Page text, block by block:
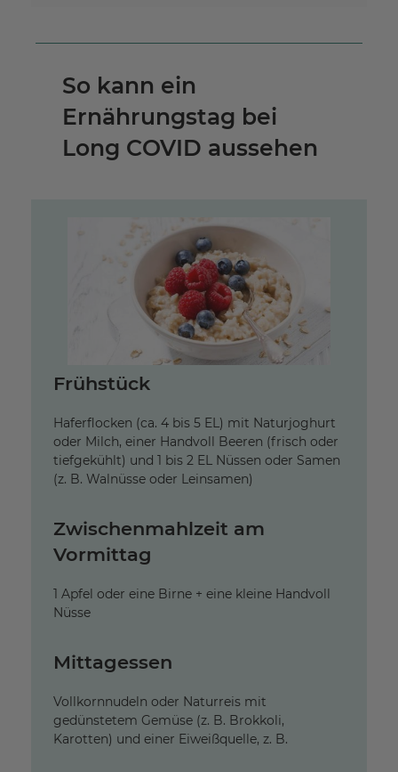
So kann ein
Ernährungstag bei
Long COVID aussehen
Frühstück
Haferflocken (ca. 4 bis 5 EL) mit Naturjoghurt
oder Milch, einer Handvoll Beeren (frisch oder
tiefgekühlt) und 1 bis 2 EL Nüssen oder Samen
(z. B. Walnüsse oder Leinsamen)
Zwischenmahlzeit am
Vormittag
1 Apfel oder eine Birne + eine kleine Handvoll
Nüsse
Mittagessen
Vollkornnudeln oder Naturreis mit
gedünstetem Gemüse (z. B. Brokkoli,
Karotten) und einer Eiweißquelle, z. B.